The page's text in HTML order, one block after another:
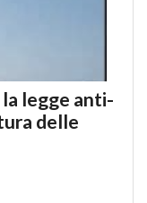
legge anti-
delle